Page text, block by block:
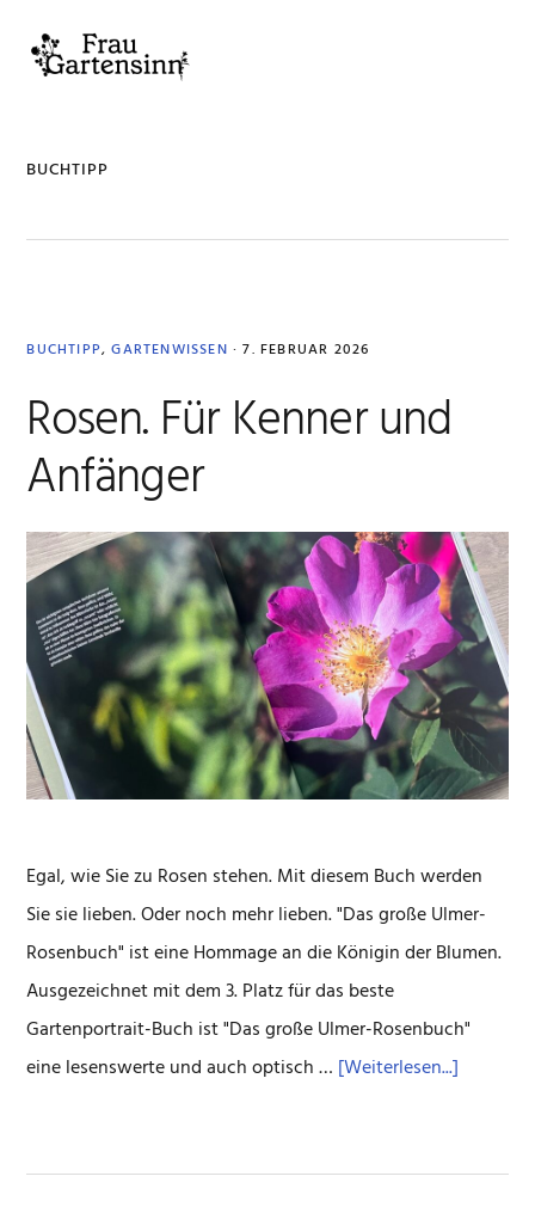
Hauptnavigation
springen
Inhalt
springen
Seitenspalte
springen
Fußzeile
springen
BUCHTIPP
BUCHTIPP,GARTENWISSEN · 7. FEBRUAR 2026
Rosen. Für Kenner und
Anfänger
Egal, wie Sie zu Rosen stehen. Mit diesem Buch werden
Sie sie lieben. Oder noch mehr lieben. "Das große Ulmer-
Rosenbuch" ist eine Hommage an die Königin der Blumen.
Ausgezeichnet mit dem 3. Platz für das beste
Gartenportrait-Buch ist "Das große Ulmer-Rosenbuch"
eine lesenswerte und auch optisch … [Weiterlesen...]
und